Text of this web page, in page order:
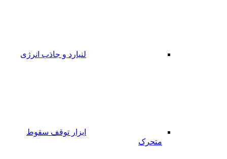
لنیارد و جاذب انرژی
ابزار توقف سقوط
متحرک